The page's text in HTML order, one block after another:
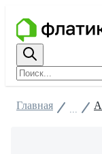
Главная